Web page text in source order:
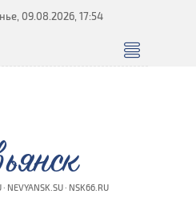
09.08.2026, 17:54
NEVYANSK.SU · NSK66.RU